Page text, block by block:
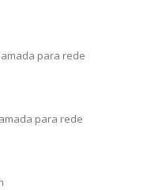
para rede
para rede